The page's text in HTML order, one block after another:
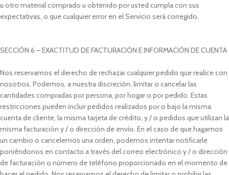
u otro material comprado u obtenido por usted cumpla con sus
expectativas, o que cualquier error en el Servicio será corregido.
SECCIÓN 6 – EXACTITUD DE FACTURACIÓN E INFORMACIÓN DE CUENTA
Nos reservamos el derecho de rechazar cualquier pedido que realice con
nosotros. Podemos, a nuestra discreción, limitar o cancelar las
cantidades compradas por persona, por hogar o por pedido. Estas
restricciones pueden incluir pedidos realizados por o bajo la misma
cuenta de cliente, la misma tarjeta de crédito, y / o pedidos que utilizan la
misma facturación y / o dirección de envío. En el caso de que hagamos
un cambio o cancelemos una orden, podemos intentar notificarle
poniéndonos en contacto a través del correo electrónico y / o dirección
de facturación o número de teléfono proporcionado en el momento de